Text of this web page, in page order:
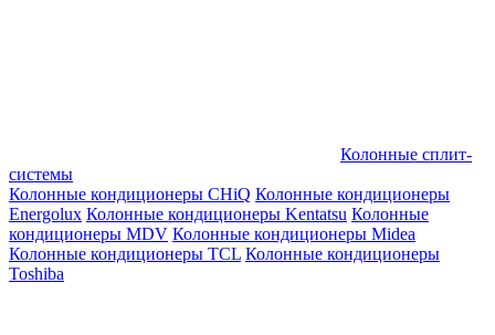
Колонные сплит-
системы
Колонные кондиционеры CHiQ Колонные кондиционеры
Energolux Колонные кондиционеры Kentatsu Колонные
кондиционеры MDV Колонные кондиционеры Midea
Колонные кондиционеры TCL Колонные кондиционеры
Toshiba